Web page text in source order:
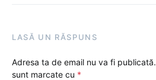
LASĂ UN RĂSPUNS
Adresa ta de email nu va fi publicată.
sunt marcate cu *